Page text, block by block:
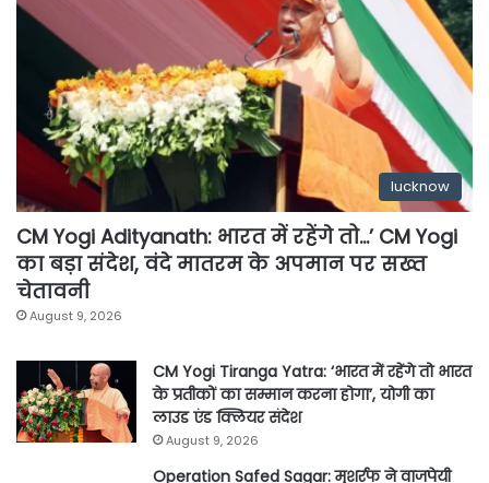
lucknow
CM Yogi Adityanath: भारत में रहेंगे तो…’ CM Yogi
का बड़ा संदेश, वंदे मातरम के अपमान पर सख्त
चेतावनी
August 9, 2026
CM Yogi Tiranga Yatra: ‘भारत में रहेंगे तो भारत
के प्रतीकों का सम्मान करना होगा’, योगी का
लाउड एंड क्लियर संदेश
August 9, 2026
Operation Safed Sagar: मुशर्रफ ने वाजपेयी